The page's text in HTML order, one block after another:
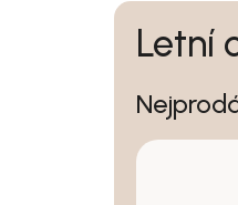
Letní